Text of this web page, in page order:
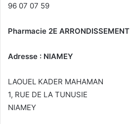
96 07 07 59
Pharmacie 2E ARRONDISSEMENT
Adresse : NIAMEY
LAOUEL KADER MAHAMAN
1, RUE DE LA TUNUSIE
NIAMEY